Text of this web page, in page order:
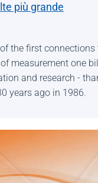
più grande
the first connections
measurement one
and research -
years ago in 1986.